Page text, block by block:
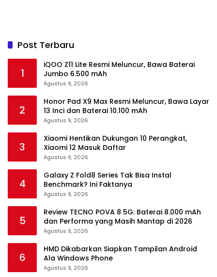
Post Terbaru
1
iQOO Z11 Lite Resmi Meluncur, Bawa Baterai
Jumbo 6.500 mAh
Agustus 9, 2026
2
Honor Pad X9 Max Resmi Meluncur, Bawa Layar
13 Inci dan Baterai 10.100 mAh
Agustus 9, 2026
3
Xiaomi Hentikan Dukungan 10 Perangkat,
Xiaomi 12 Masuk Daftar
Agustus 9, 2026
4
Galaxy Z Fold8 Series Tak Bisa Instal
Benchmark? Ini Faktanya
Agustus 9, 2026
5
Review TECNO POVA 8 5G: Baterai 8.000 mAh
dan Performa yang Masih Mantap di 2026
Agustus 9, 2026
6
HMD Dikabarkan Siapkan Tampilan Android
Ala Windows Phone
Agustus 9, 2026